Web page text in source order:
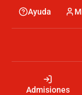
contenido
Menu
encabezado
Ayuda
encabezado
Admisiones
-